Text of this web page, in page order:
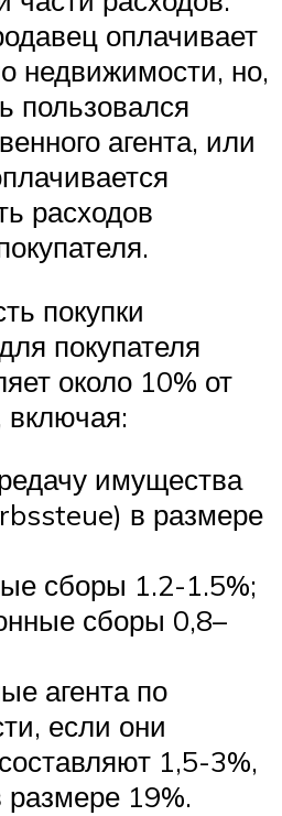
оплачивает
недвижимости, но,
пользовался
агента, или
расходов
покупки
покупателя
около 10% от
включая:
имущества
в размере
сборы 1.2-1.5%;
сборы 0,8–
агента по
если они
1,5-3%,
19%.